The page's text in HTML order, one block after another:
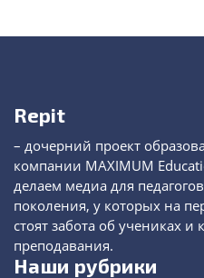
Repit
– дочерний проект
компании MAXIMUM
делаем медиа для
поколения, у которых на
стоят забота об учениках и
преподавания.
Наши рубрики